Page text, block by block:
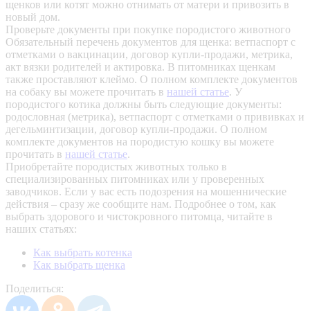
щенков или котят можно отнимать от матери и привозить в
новый дом.
Проверьте документы при покупке породистого животного
Обязательный перечень документов для щенка: ветпаспорт с
отметками о вакцинации, договор купли-продажи, метрика,
акт вязки родителей и актировка. В питомниках щенкам
также проставляют клеймо. О полном комплекте документов
на собаку вы можете прочитать в нашей статье. У
породистого котика должны быть следующие документы:
родословная (метрика), ветпаспорт с отметками о прививках и
дегельминтизации, договор купли-продажи. О полном
комплекте документов на породистую кошку вы можете
прочитать в нашей статье.
Приобретайте породистых животных только в
специализированных питомниках или у проверенных
заводчиков. Если у вас есть подозрения на мошеннические
действия – сразу же сообщите нам. Подробнее о том, как
выбрать здорового и чистокровного питомца, читайте в
наших статьях:
Как выбрать котенка
Как выбрать щенка
Поделиться: